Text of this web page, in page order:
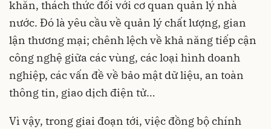
khăn, thách thức đối với cơ quan quản lý nhà
nước. Đó là yêu cầu về quản lý chất lượng, gian
lận thương mại; chênh lệch về khả năng tiếp cận
công nghệ giữa các vùng, các loại hình doanh
nghiệp, các vấn đề về bảo mật dữ liệu, an toàn
thông tin, giao dịch điện tử…
Vì vậy, trong giai đoạn tới, việc đồng bộ chính